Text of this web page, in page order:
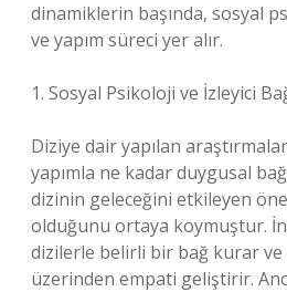
dinamiklerin başında, sosyal
ve yapım süreci yer alır.
1. Sosyal Psikoloji ve İzleyici
Diziye dair yapılan
yapımla ne kadar duygusal
dizinin geleceğini etkileyen
olduğunu ortaya koymuştur.
dizilerle belirli bir bağ kurar
üzerinden empati geliştirir.